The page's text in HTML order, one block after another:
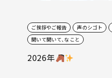
ご挨拶やご報告 声のシゴト
聞いて聞いて、なこと
2026年